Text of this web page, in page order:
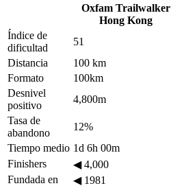
Oxfam Trailwalker
Hong Kong
Índice de
dificultad
51
Distancia
100 km
Formato
100km
Desnivel
positivo
4,800m
Tasa de
abandono
12%
Tiempo medio 1d 6h 00m
Finishers
◀4,000
Fundada en
◀1981